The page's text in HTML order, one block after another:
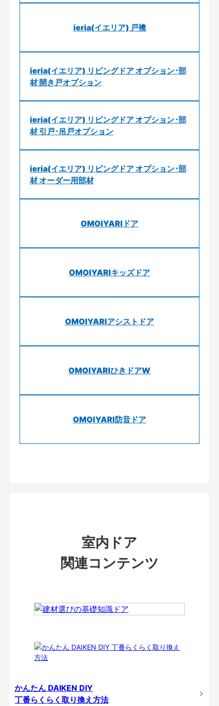
ieria(イエリア) 戸襖
ieria(イエリア) リビングドア オプション･部
材 開き戸オプション
ieria(イエリア) リビングドア オプション･部
材 引戸･吊戸オプション
ieria(イエリア) リビングドア オプション･部
材 オーダー用部材
OMOIYARIドア
OMOIYARIキッズドア
OMOIYARIアシストドア
OMOIYARIひきドアW
OMOIYARI防音ドア
室内ドア
関連コンテンツ
かんたん DAIKEN DIY
丁番らくらく取り換え方法